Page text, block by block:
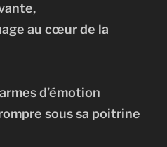
au cœur de la
d’émotion
sous sa poitrine